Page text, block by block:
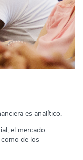
es analítico.
el mercado
de los
de la UDEP será
y financiera, es